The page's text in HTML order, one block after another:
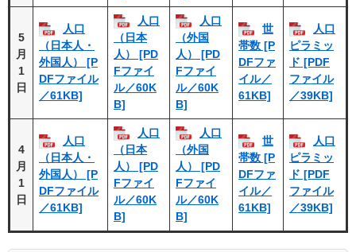
5
月
1
日
人口
（日本人・
外国人） [P
DFファイル
／61KB]
人口
（日本
人） [PD
Fファイ
ル／60K
B]
人口
（外国
人） [PD
Fファイ
ル／60K
B]
世
帯数 [P
DFファ
イル／
61KB]
人口
ピラミッ
ド [PDF
ファイル
／39KB]
4
月
1
日
人口
（日本人・
外国人） [P
DFファイル
／61KB]
人口
（日本
人） [PD
Fファイ
ル／60K
B]
人口
（外国
人） [PD
Fファイ
ル／60K
B]
世
帯数 [P
DFファ
イル／
61KB]
人口
ピラミッ
ド [PDF
ファイル
／39KB]